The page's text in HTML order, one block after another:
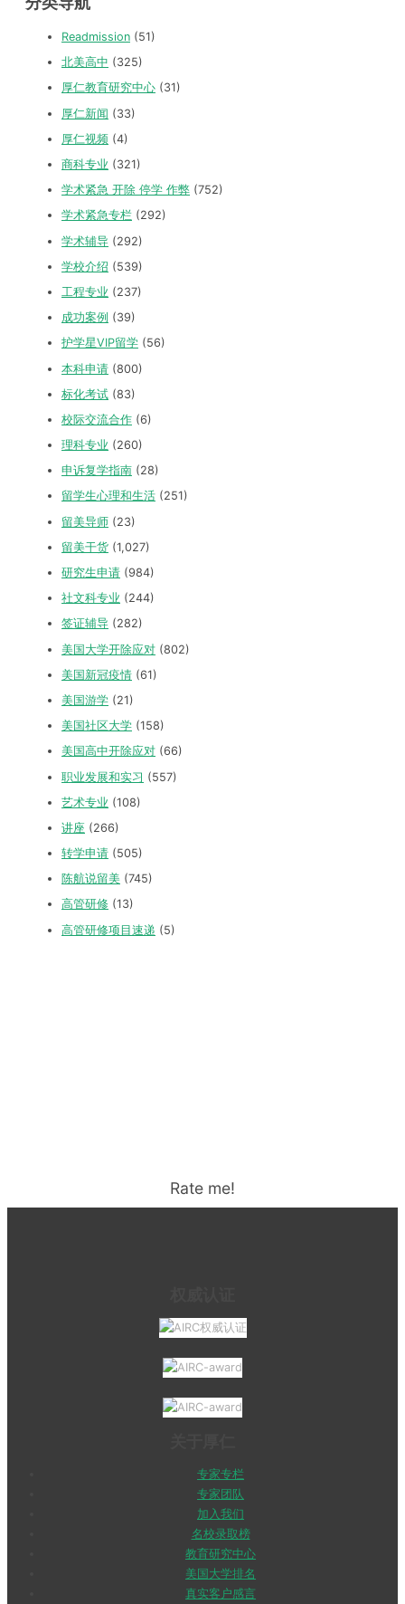
Readmission (51)
北美高中 (325)
厚仁教育研究中心 (31)
厚仁新闻 (33)
厚仁视频 (4)
商科专业 (321)
学术紧急 开除 停学 作弊 (752)
学术紧急专栏 (292)
学术辅导 (292)
学校介绍 (539)
工程专业 (237)
成功案例 (39)
护学星VIP留学 (56)
本科申请 (800)
标化考试 (83)
校际交流合作 (6)
理科专业 (260)
申诉复学指南 (28)
留学生心理和生活 (251)
留美导师 (23)
留美干货 (1,027)
研究生申请 (984)
社文科专业 (244)
签证辅导 (282)
美国大学开除应对 (802)
美国新冠疫情 (61)
美国游学 (21)
美国社区大学 (158)
美国高中开除应对 (66)
职业发展和实习 (557)
艺术专业 (108)
讲座 (266)
转学申请 (505)
陈航说留美 (745)
高管研修 (13)
高管研修项目速递 (5)
Rate me!
专家专栏
专家团队
加入我们
名校录取榜
教育研究中心
美国大学排名
真实客户感言